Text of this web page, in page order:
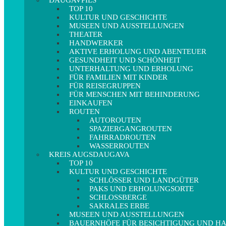
TOP 10
KULTUR UND GESCHICHTE
MUSEEN UND AUSSTELLUNGEN
THEATER
HANDWERKER
AKTIVE ERHOLUNG UND ABENTEUER
GESUNDHEIT UND SCHÖNHEIT
UNTERHALTUNG UND ERHOLUNG
FÜR FAMILIEN MIT KINDER
FÜR REISEGRUPPEN
FÜR MENSCHEN MIT BEHINDERUNG
EINKAUFEN
ROUTEN
AUTOROUTEN
SPAZIERGANGROUTEN
FAHRRADROUTEN
WASSERROUTEN
KREIS AUGSDAUGAVA
TOP 10
KULTUR UND GESCHICHTE
SCHLÖSSER UND LANDGÜTER
PAKS UND ERHOLUNGSORTE
SCHLOSSBERGE
SAKRALES ERBE
MUSEEN UND AUSSTELLUNGEN
BAUERNHÖFE FÜR BESICHTIGUNG UND